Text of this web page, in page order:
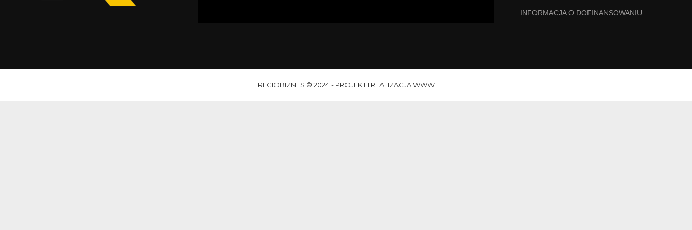
INFORMACJA O DOFINANSOWANIU
REGIOBIZNES © 2024 - PROJEKT I REALIZACJA WWW